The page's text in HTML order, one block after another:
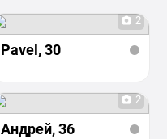
2
Pavel , 30
2
Андрей, 36